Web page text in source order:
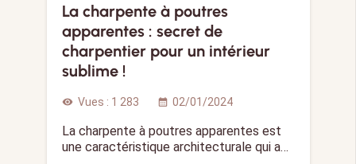
La charpente à poutres
apparentes : secret de
charpentier pour un intérieur
sublime !
visibility Vues : 1 283 calendar_month 02/01/2024
La charpente à poutres apparentes est
une caractéristique architecturale qui a…